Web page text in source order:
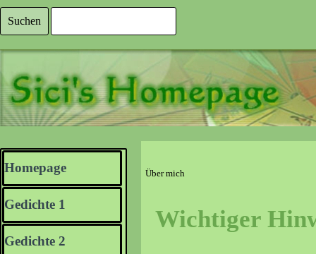
Direkt zum Seiteninhalt
Suchen
Menü überspringen
Homepage
Gedichte 1
Gedichte 2
Über mich
Wichtiger